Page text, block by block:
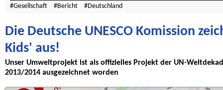
Gesellschaft Bericht Deutschland
Die Deutsche UNESCO Komission
Kids' aus!
Unser Umweltprojekt ist als offizielles Projekt der UN-
2013/2014 ausgezeichnet worden